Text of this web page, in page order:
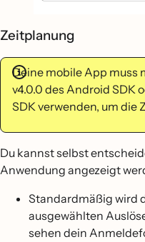
Zeitplanung
Deine mobile App muss
v4.0.0 des Android SDK
SDK verwenden, um die
Du kannst selbst
Anwendung angezeigt
Standardmäßig wird
ausgewählten
sehen dein